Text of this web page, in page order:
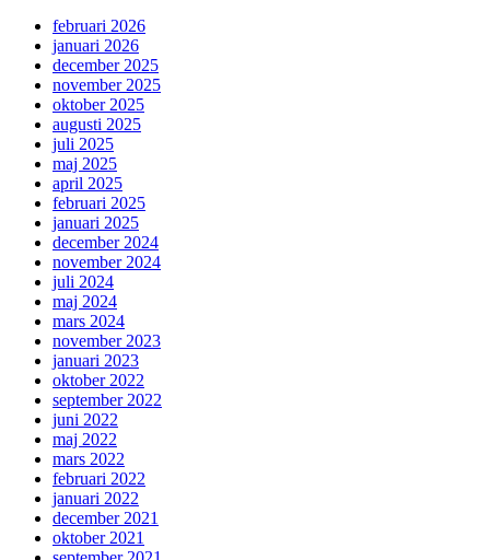
februari 2026
januari 2026
december 2025
november 2025
oktober 2025
augusti 2025
juli 2025
maj 2025
april 2025
februari 2025
januari 2025
december 2024
november 2024
juli 2024
maj 2024
mars 2024
november 2023
januari 2023
oktober 2022
september 2022
juni 2022
maj 2022
mars 2022
februari 2022
januari 2022
december 2021
oktober 2021